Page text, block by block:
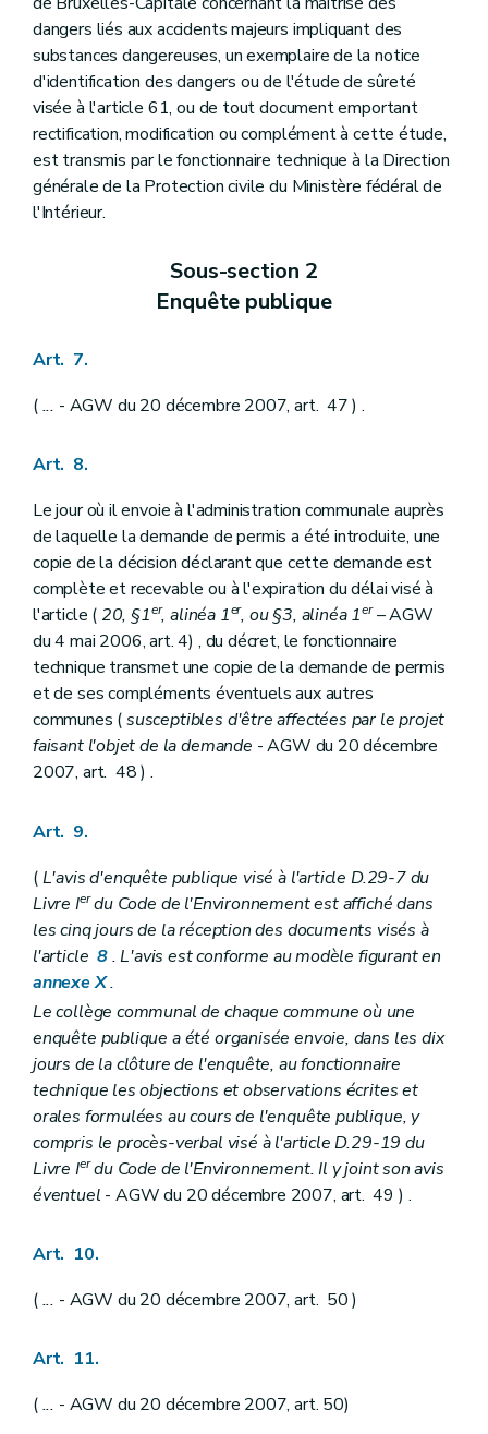
dangers liés aux accidents majeurs impliquant des
substances dangereuses, un exemplaire de la notice
d'identification des dangers ou de l'étude de sûreté
visée à l'article 61, ou de tout document emportant
rectification, modification ou complément à cette étude,
est transmis par le fonctionnaire technique à la Direction
générale de la Protection civile du Ministère fédéral de
l'Intérieur.
Sous-section 2
Enquête publique
Art. 7.
(... - AGW du 20 décembre 2007, art. 47 ) .
Art. 8.
Le jour où il envoie à l'administration communale auprès
de laquelle la demande de permis a été introduite, une
copie de la décision déclarant que cette demande est
complète et recevable ou à l'expiration du délai visé à
l'article ( 20, §1er, alinéa 1er, ou §3, alinéa 1er– AGW
du 4 mai 2006, art. 4) , du décret, le fonctionnaire
technique transmet une copie de la demande de permis
et de ses compléments éventuels aux autres
communes (susceptibles d'être affectées par le projet
faisant l'objet de la demande - AGW du 20 décembre
2007, art. 48 ) .
Art. 9.
(L'avis d'enquête publique visé à l'article D.29-7 du
Livre Ierdu Code de l'Environnement est affiché dans
les cinq jours de la réception des documents visés à
l'article8. L'avis est conforme au modèle figurant en
annexe X.
Le collège communal de chaque commune où une
enquête publique a été organisée envoie, dans les dix
jours de la clôture de l'enquête, au fonctionnaire
technique les objections et observations écrites et
orales formulées au cours de l'enquête publique, y
compris le procès-verbal visé à l'article D.29-19 du
Livre Ierdu Code de l'Environnement. Il y joint son avis
éventuel - AGW du 20 décembre 2007, art. 49 ) .
Art. 10.
(... - AGW du 20 décembre 2007, art. 50 )
Art. 11.
(... - AGW du 20 décembre 2007, art. 50)